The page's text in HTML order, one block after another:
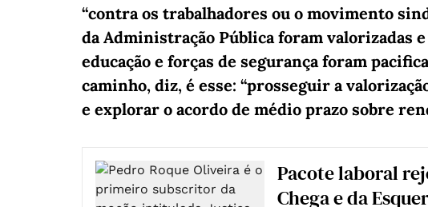
“contra os trabalhadores ou o movimento
da Administração Pública foram valorizadas
educação e forças de segurança foram
caminho, diz, é esse: “prosseguir a
e explorar o acordo de médio prazo sobre
Pacote laboral
Chega e da